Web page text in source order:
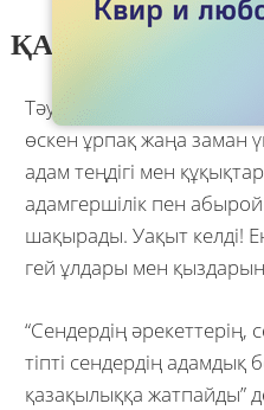
ҚАЗАҚ ГЕЙ
Тәуелсіздіктің
өскен ұрпақ жаңа заман
адам теңдігі мен
адамгершілік пен
шақырады. Уақыт келді!
гей ұлдары мен
“Сендердің әрекеттерің,
тіпті сендердің
қазақылыққа жатпайды”